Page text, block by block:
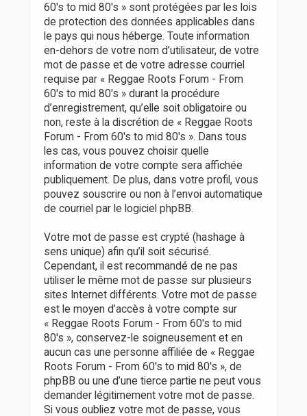
60's to mid 80's » sont protégées par les lois
de protection des données applicables dans
le pays qui nous héberge. Toute information
en-dehors de votre nom d’utilisateur, de votre
mot de passe et de votre adresse courriel
requise par « Reggae Roots Forum - From
60's to mid 80's » durant la procédure
d’enregistrement, qu’elle soit obligatoire ou
non, reste à la discrétion de « Reggae Roots
Forum - From 60's to mid 80's ». Dans tous
les cas, vous pouvez choisir quelle
information de votre compte sera affichée
publiquement. De plus, dans votre profil, vous
pouvez souscrire ou non à l’envoi automatique
de courriel par le logiciel phpBB.
Votre mot de passe est crypté (hashage à
sens unique) afin qu’il soit sécurisé.
Cependant, il est recommandé de ne pas
utiliser le même mot de passe sur plusieurs
sites Internet différents. Votre mot de passe
est le moyen d’accès à votre compte sur
« Reggae Roots Forum - From 60's to mid
80's », conservez-le soigneusement et en
aucun cas une personne affiliée de « Reggae
Roots Forum - From 60's to mid 80's », de
phpBB ou une d’une tierce partie ne peut vous
demander légitimement votre mot de passe.
Si vous oubliez votre mot de passe, vous